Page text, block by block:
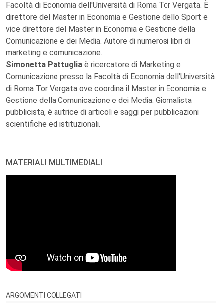
Facoltà di Economia dell'Università di Roma Tor Vergata. È
direttore del Master in Economia e Gestione dello Sport e
vice direttore del Master in Economia e Gestione della
Comunicazione e dei Media. Autore di numerosi libri di
marketing e comunicazione.
Simonetta Pattuglia è ricercatore di Marketing e
Comunicazione presso la Facoltà di Economia dell'Università
di Roma Tor Vergata ove coordina il Master in Economia e
Gestione della Comunicazione e dei Media. Giornalista
pubblicista, è autrice di articoli e saggi per pubblicazioni
scientifiche ed istituzionali.
MATERIALI MULTIMEDIALI
ARGOMENTI COLLEGATI